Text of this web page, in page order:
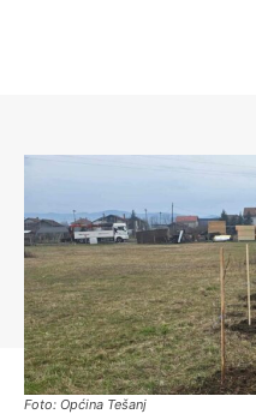
Foto: Općina Tešanj